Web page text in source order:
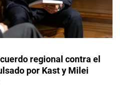
regional contra el
por Kast y Milei